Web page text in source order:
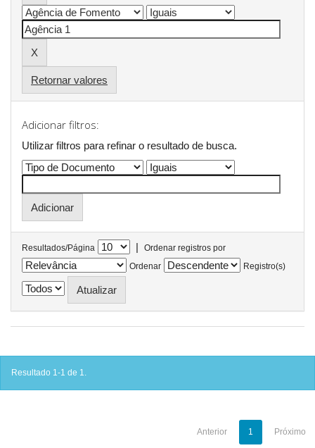
Retornar valores
Adicionar filtros:
Utilizar filtros para refinar o resultado de busca.
Resultados/Página |
Ordenar registros por
Ordenar
Registro(s)
Resultado 1-1 de 1.
Anterior 1 Próximo